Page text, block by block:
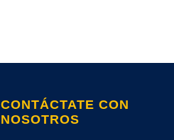
CONTÁCTATE CON
NOSOTROS